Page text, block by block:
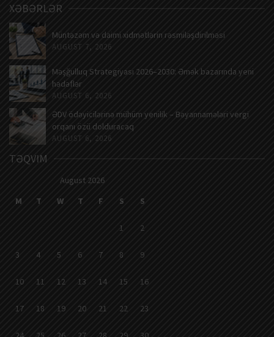
XƏBƏRLƏR
Müntəzəm və daimi xidmətlərin rəsmiləşdirilməsi
AUGUST 7, 2026
Məşğulluq Strategiyası 2026–2030: Əmək bazarında yeni
hədəflər
AUGUST 6, 2026
ƏDV ödəyicilərinə mühüm yenilik – Bəyannamələri vergi
orqanı özü dolduracaq
AUGUST 6, 2026
TƏQVIM
August 2026
M
T W T F S S
1 2
3 4 5 6 7 8 9
10 11 12 13 14 15 16
17 18 19 20 21 22 23